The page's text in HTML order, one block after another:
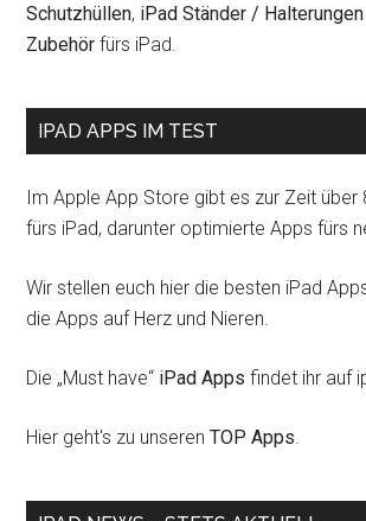
Schutzhüllen, iPad Ständer / Halterungen
Zubehör fürs iPad.
IPAD APPS IM TEST
Im Apple App Store gibt es zur Zeit
fürs iPad, darunter optimierte Apps fürs
Wir stellen euch hier die besten iPad
die Apps auf Herz und Nieren.
Die „Must have“ iPad Apps findet ihr auf
Hier geht's zu unserenTOP Apps.